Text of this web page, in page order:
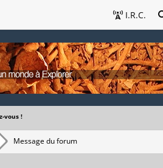
I.R.C.
vous !
Message du forum